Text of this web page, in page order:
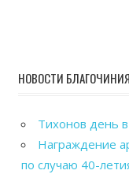
НОВОСТИ БЛАГОЧИНИЯ
Тихонов день
Награждение
по случаю 40-